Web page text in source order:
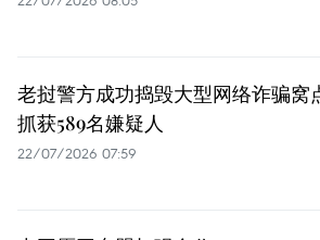
老挝警方成功捣毁大型网络诈骗窝
抓获589名嫌疑人
22/07/2026 07:59